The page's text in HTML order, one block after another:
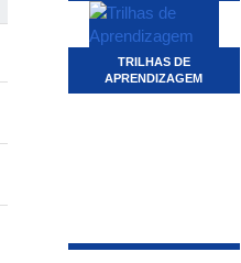
TRILHAS DE
APRENDIZAGEM